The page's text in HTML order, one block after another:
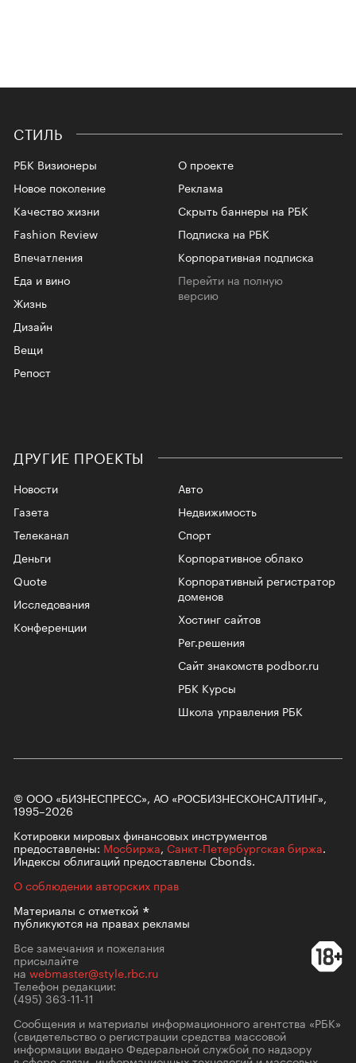
СТИЛЬ
РБК Визионеры
Новое поколение
Качество жизни
Fashion Review
Впечатления
Еда и вино
Жизнь
Дизайн
Вещи
Репост
О проекте
Реклама
Скрыть баннеры на РБК
Подписка на РБК
Корпоративная подписка
Перейти на полную
версию
ДРУГИЕ ПРОЕКТЫ
Новости
Газета
Телеканал
Авто
Недвижимость
Спорт
Корпоративное облако
Корпоративный регистратор
доменов
Хостинг сайтов
Рег.решения
Сайт знакомств podbor.ru
РБК Курсы
Школа управления РБК
Деньги
Quote
Исследования
Конференции
© ООО «БИЗНЕСПРЕСС», АО «РОСБИЗНЕСКОНСАЛТИНГ»,
1995–2026
Котировки мировых финансовых инструментов
предоставлены: Мосбиржа, Санкт-Петербургская биржа.
Индексы облигаций предоставлены Cbonds.
О соблюдении авторских прав
Материалы сотметкой
публикуются на правах рекламы
Все замечания и пожелания
присылайте
на webmaster@style.rbc.ru
Телефон редакции:
(495) 363-11-11
Сообщения и материалы информационного агентства «РБК»
(свидетельство о регистрации средства массовой
информации выдано Федеральной службой по надзору